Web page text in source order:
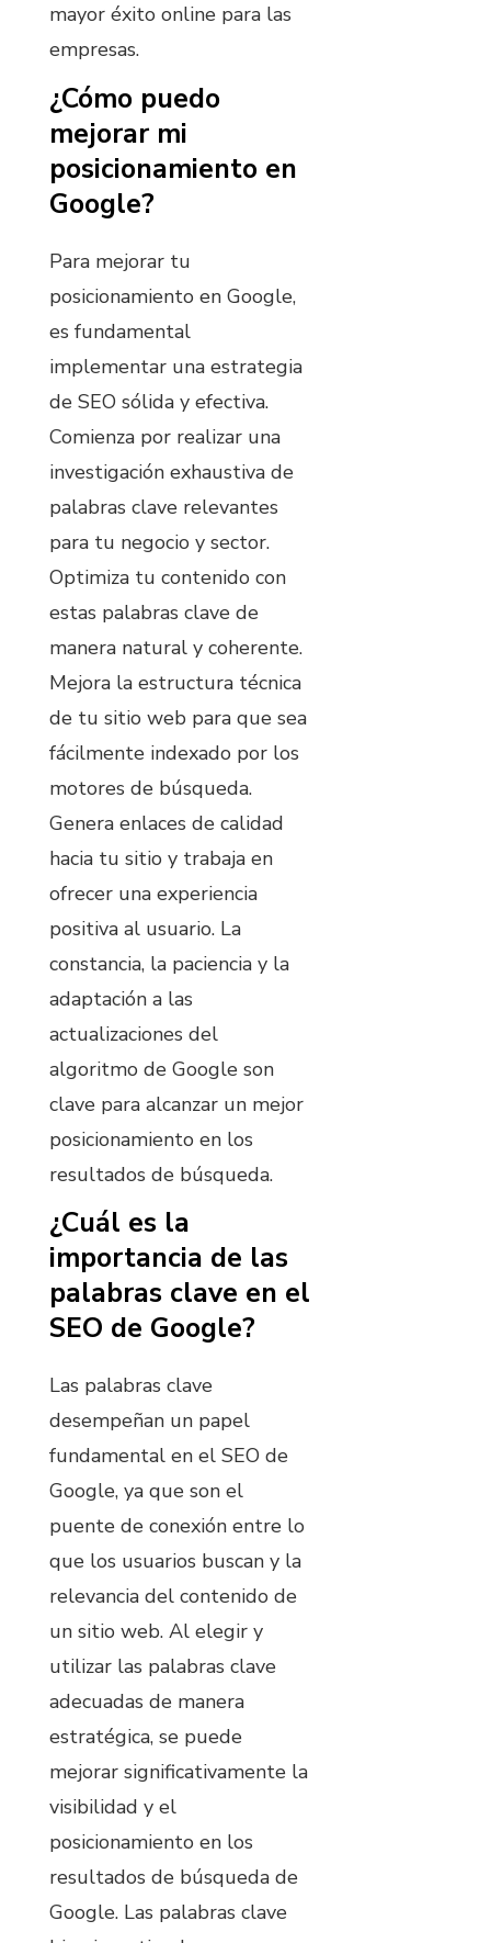
mayor éxito online para las
empresas.
¿Cómo puedo
mejorar mi
posicionamiento en
Google?
Para mejorar tu
posicionamiento en Google,
es fundamental
implementar una estrategia
de SEO sólida y efectiva.
Comienza por realizar una
investigación exhaustiva de
palabras clave relevantes
para tu negocio y sector.
Optimiza tu contenido con
estas palabras clave de
manera natural y coherente.
Mejora la estructura técnica
de tu sitio web para que sea
fácilmente indexado por los
motores de búsqueda.
Genera enlaces de calidad
hacia tu sitio y trabaja en
ofrecer una experiencia
positiva al usuario. La
constancia, la paciencia y la
adaptación a las
actualizaciones del
algoritmo de Google son
clave para alcanzar un mejor
posicionamiento en los
resultados de búsqueda.
¿Cuál es la
importancia de las
palabras clave en el
SEO de Google?
Las palabras clave
desempeñan un papel
fundamental en el SEO de
Google, ya que son el
puente de conexión entre lo
que los usuarios buscan y la
relevancia del contenido de
un sitio web. Al elegir y
utilizar las palabras clave
adecuadas de manera
estratégica, se puede
mejorar significativamente la
visibilidad y el
posicionamiento en los
resultados de búsqueda de
Google. Las palabras clave